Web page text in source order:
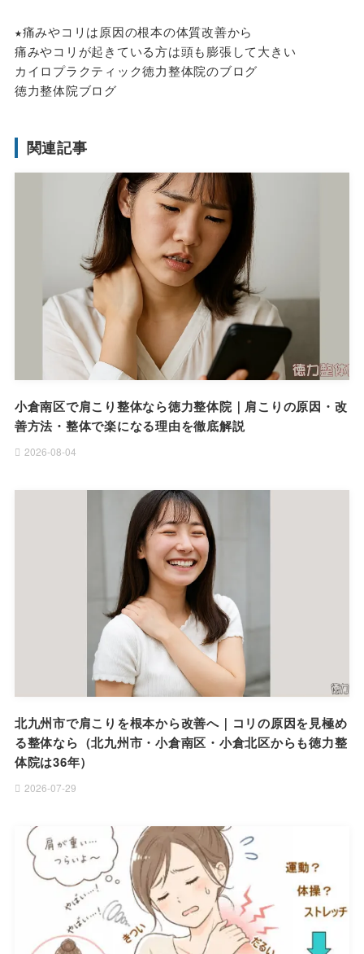
★痛みやコリは原因の根本の体質改善から
痛みやコリが起きている方は頭も膨張して大きい
カイロプラクティック徳力整体院のブログ
徳力整体院ブログ
関連記事
小倉南区で肩こり整体なら徳力整体院｜肩こりの原因・改
善方法・整体で楽になる理由を徹底解説
2026-08-04
北九州市で肩こりを根本から改善へ｜コリの原因を見極め
る整体なら（北九州市・小倉南区・小倉北区からも徳力整
体院は36年）
2026-07-29